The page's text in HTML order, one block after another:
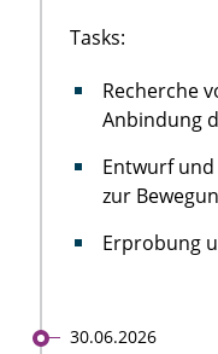
Tasks:
Recherche
Anbindung
Entwurf
zur
Erprobung
30.06.2026